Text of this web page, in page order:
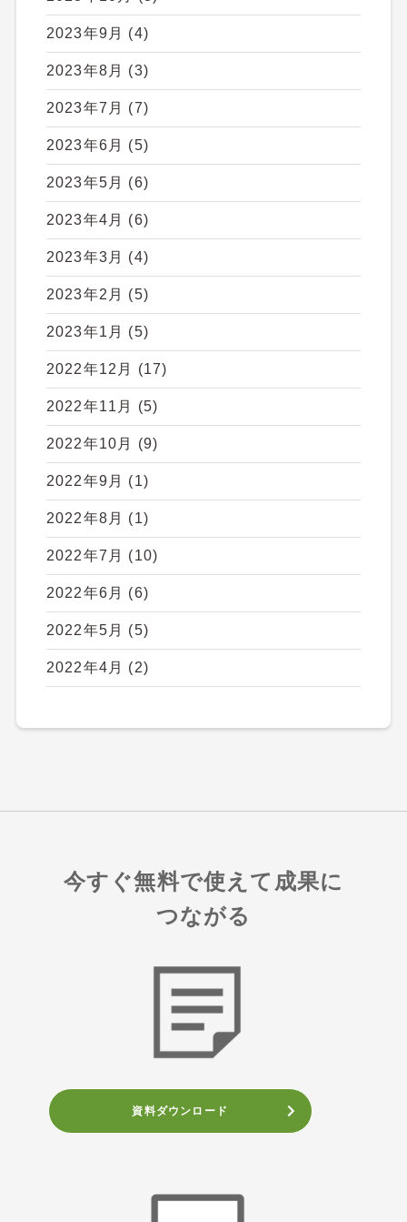
2023年9月 (4)
2023年8月 (3)
2023年7月 (7)
2023年6月 (5)
2023年5月 (6)
2023年4月 (6)
2023年3月 (4)
2023年2月 (5)
2023年1月 (5)
2022年12月 (17)
2022年11月 (5)
2022年10月 (9)
2022年9月 (1)
2022年8月 (1)
2022年7月 (10)
2022年6月 (6)
2022年5月 (5)
2022年4月 (2)
今すぐ無料で使えて成果に
つながる
資料ダウンロード